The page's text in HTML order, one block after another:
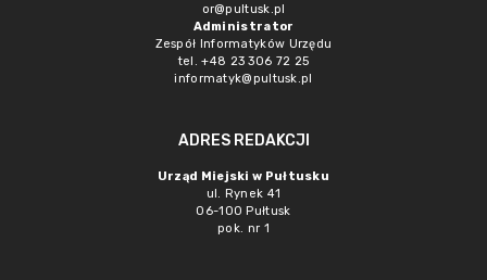
or@pultusk.pl
Administrator
Zespół Informatyków Urzędu
tel. +48 23 306 72 25
informatyk@pultusk.pl
ADRES REDAKCJI
Urząd Miejski w Pułtusku
ul. Rynek 41
06-100 Pułtusk
pok. nr 1